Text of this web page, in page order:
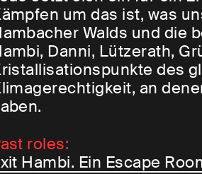
um das ist, was
Walds und die
Danni, Lützerath,
des
an
roles:
Hambi. Ein Escape